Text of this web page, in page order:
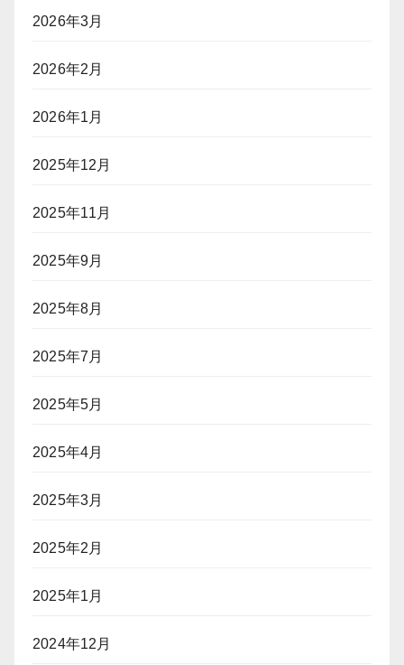
2026年3月
2026年2月
2026年1月
2025年12月
2025年11月
2025年9月
2025年8月
2025年7月
2025年5月
2025年4月
2025年3月
2025年2月
2025年1月
2024年12月